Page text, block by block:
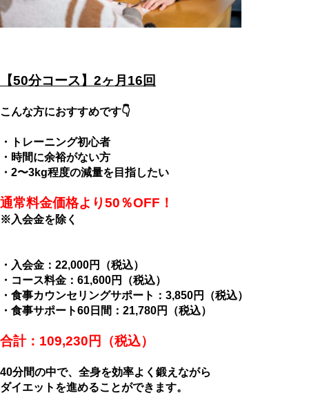
【50分コース】2ヶ月16回
こんな方におすすめです👇
・トレーニング初心者
・時間に余裕がない方
・2〜3kg程度の減量を目指したい
通常料金価格より50％OFF！
※入会金を除く
・入会金：22,000円（税込）
・コース料金：61,600円（税込）
・食事カウンセリングサポート：3,850円（税込）
・食事サポート60日間：21,780円（税込）
合計：109,230円（税込）
40分間の中で、全身を効率よく鍛えながら
ダイエットを進めることができます。